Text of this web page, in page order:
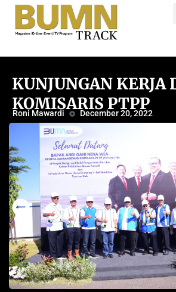
KUNJUNGAN KERJA
KOMISARIS PTPP
Roni Mawardi December 20, 2022